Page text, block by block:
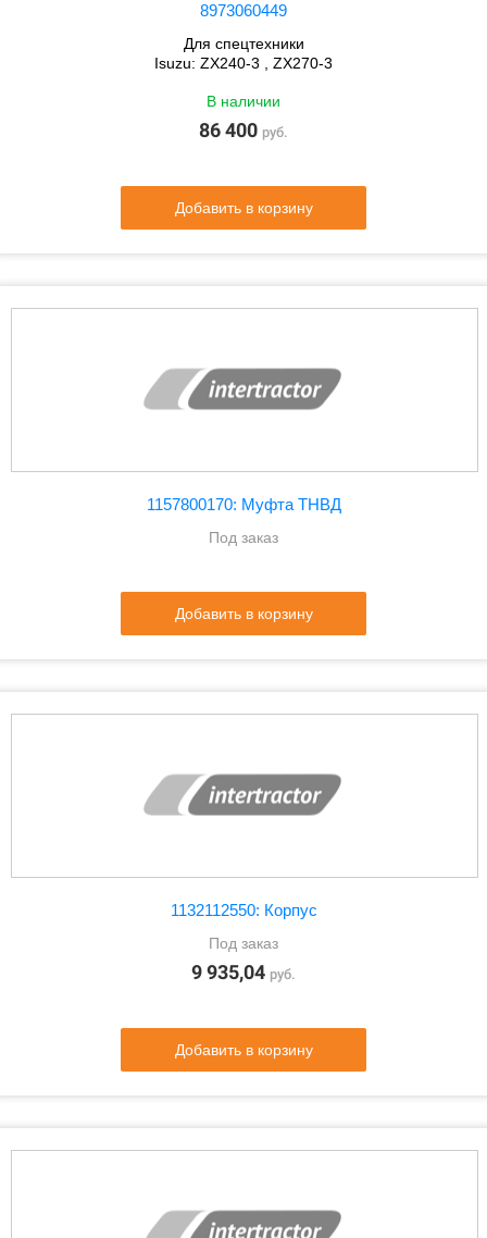
8973060449
Для спецтехники
Isuzu: ZX240-3 , ZX270-3
В наличии
86 400 руб.
Добавить в корзину
1157800170: Муфта ТНВД
Под заказ
Добавить в корзину
1132112550: Корпус
Под заказ
9 935,04 руб.
Добавить в корзину